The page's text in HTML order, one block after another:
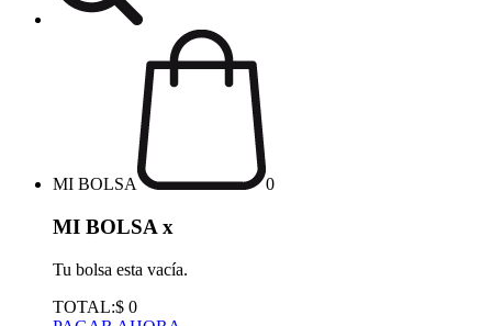
MI BOLSA 0
MI BOLSA x
Tu bolsa esta vacía.
TOTAL:$ 0